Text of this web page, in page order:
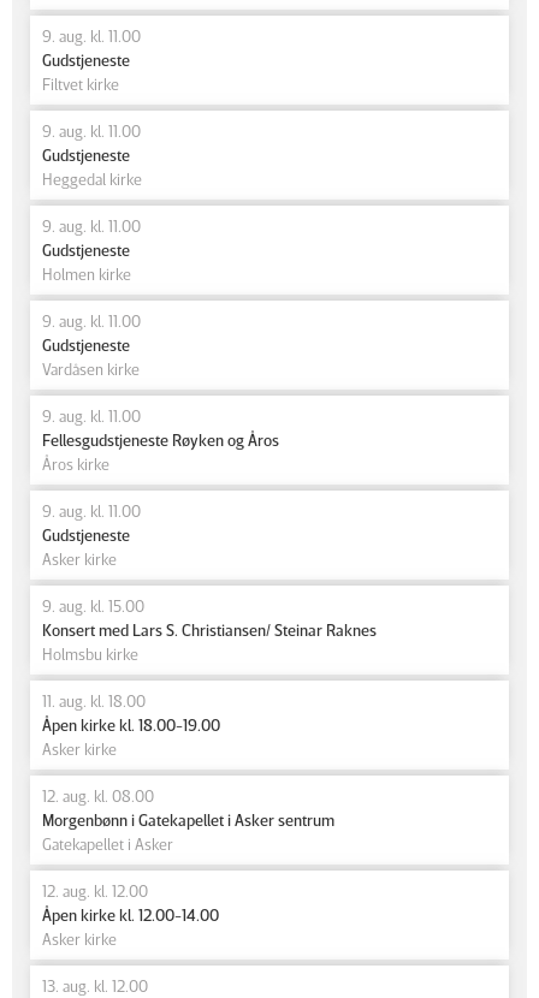
9. aug. kl. 11.00
Gudstjeneste
Filtvet kirke
9. aug. kl. 11.00
Gudstjeneste
Heggedal kirke
9. aug. kl. 11.00
Gudstjeneste
Holmen kirke
9. aug. kl. 11.00
Gudstjeneste
Vardåsen kirke
9. aug. kl. 11.00
Fellesgudstjeneste Røyken og Åros
Åros kirke
9. aug. kl. 11.00
Gudstjeneste
Asker kirke
9. aug. kl. 15.00
Konsert med Lars S. Christiansen/ Steinar Raknes
Holmsbu kirke
11. aug. kl. 18.00
Åpen kirke kl. 18.00-19.00
Asker kirke
12. aug. kl. 08.00
Morgenbønn i Gatekapellet i Asker sentrum
Gatekapellet i Asker
12. aug. kl. 12.00
Åpen kirke kl. 12.00-14.00
Asker kirke
13. aug. kl. 12.00